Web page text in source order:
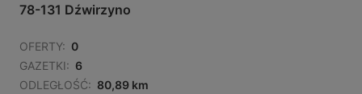
78-131 Dźwirzyno
OFERTY: 0
GAZETKI: 6
ODLEGŁOŚĆ: 80,89 km